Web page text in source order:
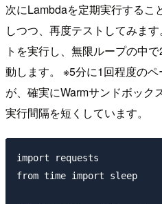
次にLambdaを定期実行するこ
しつつ、再度テストしてみま
トを実行し、無限ループの中
動します。 ※5分に1回程度の
が、確実にWarmサンドボック
実行間隔を短くしています。
import requests
from time import sleep